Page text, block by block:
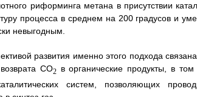
риформинга метана в присутствии
процесса в среднем на 200 градусов и
невыгодным.
развития именно этого подхода
CO2в органические продукты, в том
систем, позволяющих